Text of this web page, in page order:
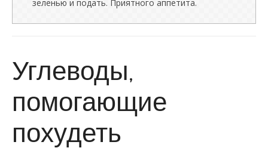
зеленью и подать. Приятного аппетита.
Углеводы,
помогающие
похудеть